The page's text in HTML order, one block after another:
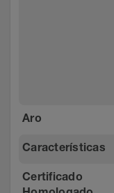
Aro
Características
Certificado